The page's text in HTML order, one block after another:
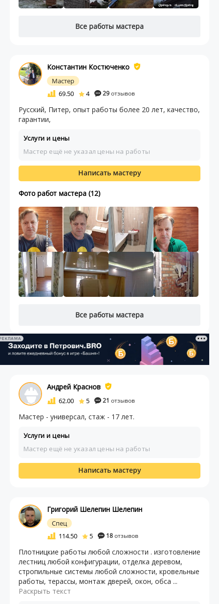
Все работы мастера
Константин Костюченко
Мастер
69.50
4 29отзывов
Русский, Питер, опыт работы более 20 лет, качество,
гарантии,
Услуги и цены
Мастер ещё не указал цены на работы
Написать мастеру
Фото работ мастера (12)
Все работы мастера
Андрей Краснов
62.00 5 21 отзывов
Мастер - универсал, стаж - 17 лет.
Услуги и цены
Мастер ещё не указал цены на работы
Написать мастеру
Григорий Шелепин Шелепин
Спец
114.50
5 18отзывов
Плотницкие работы любой сложности . изготовление
лестниц любой конфигурации, отделка деревом,
стропильные системы любой сложности, кровельные
работы, терассы, монтаж дверей, окон, обса ...
Раскрыть текст